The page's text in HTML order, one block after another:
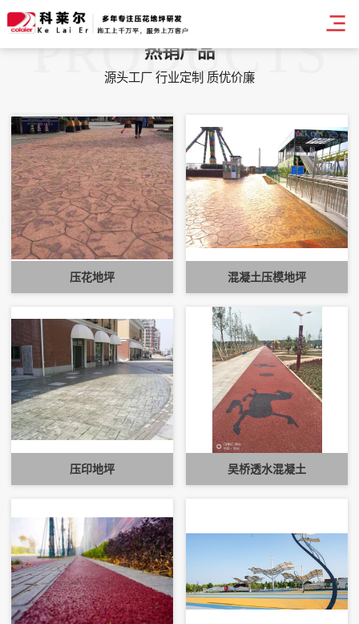
PRODUCTS
热销产品
源头工厂 行业定制 质优价廉
压花地坪 混凝土压模地坪
压印地坪 吴桥透水混凝土